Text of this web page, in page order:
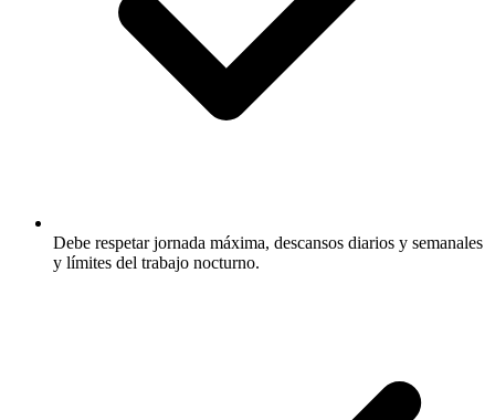
Debe respetar jornada máxima, descansos diarios y semanales
y límites del trabajo nocturno.